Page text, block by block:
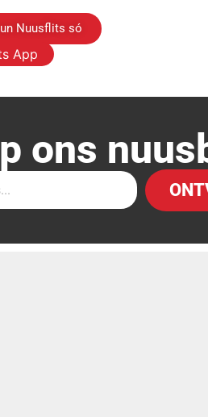
Nuusflits só
App
ons